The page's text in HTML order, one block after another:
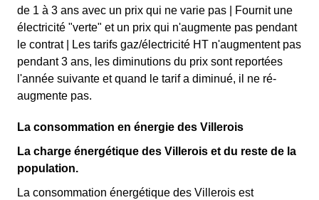
de 1 à 3 ans avec un prix qui ne varie pas | Fournit une
électricité "verte" et un prix qui n'augmente pas pendant
le contrat | Les tarifs gaz/électricité HT n'augmentent pas
pendant 3 ans, les diminutions du prix sont reportées
l'année suivante et quand le tarif a diminué, il ne ré-
augmente pas.
La consommation en énergie des Villerois
La charge énergétique des Villerois et du reste de la
population.
La consommation énergétique des Villerois est